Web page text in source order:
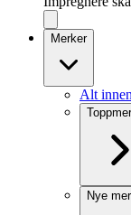
Merker
Alt
Nye